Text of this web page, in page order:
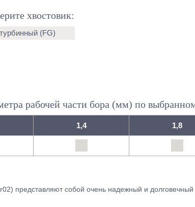
хвостовик:
турбинный (FG)
рабочей части бора (мм) по
1,4 1,8
представляют собой очень надежный и